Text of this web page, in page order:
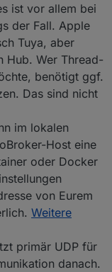
ist vor allem bei
der Fall. Apple
Tuya, aber
Hub. Wer Thread-
benötigt ggf.
Das sind nicht
im lokalen
Host eine
oder Docker
von Eurem
Weitere
primär UDP für
danach.